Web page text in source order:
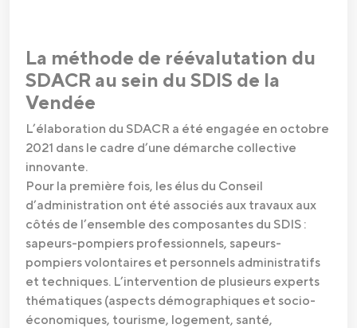
La méthode de réévalutation du
SDACR au sein du SDIS de la
Vendée
L’élaboration du SDACR a été engagée en octobre
2021 dans le cadre d’une démarche collective
innovante.
Pour la première fois, les élus du Conseil
d’administration ont été associés aux travaux aux
côtés de l’ensemble des composantes du SDIS :
sapeurs-pompiers professionnels, sapeurs-
pompiers volontaires et personnels administratifs
et techniques. L’intervention de plusieurs experts
thématiques (aspects démographiques et socio-
économiques, tourisme, logement, santé,